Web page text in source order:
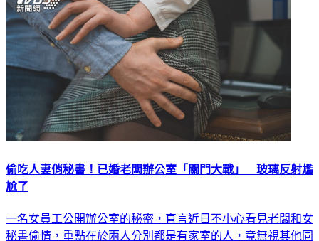
尬了
秘書偷情，重點在於兩人分別都是有家室的人，竟無視其他同
事、關上門激戰。面對眼前不堪入目的場景，女員工無奈表